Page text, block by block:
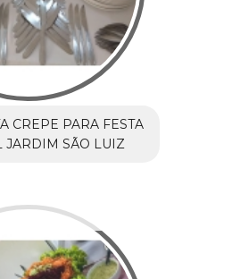
CREPE PARA FESTA
JARDIM SÃO LUIZ